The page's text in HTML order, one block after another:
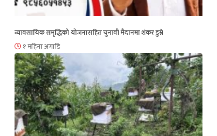
व्यावसायिक समृद्धिको योजनासहित चुनावी मैदानमा शंकर डुम्रे
१ महिना अगाडि